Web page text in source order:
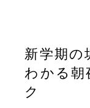
新学期の
わかる朝
ク